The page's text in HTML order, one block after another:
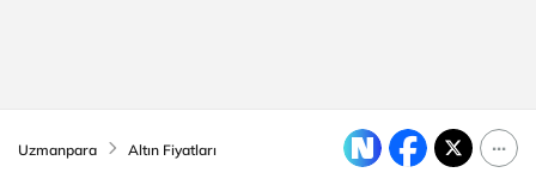
Uzmanpara Altın Fiyatları